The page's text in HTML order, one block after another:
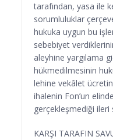
tarafından, yasa ile
sorumluluklar
hukuka uygun bu
sebebiyet
aleyhine yargılama
hükmedilmesinin
lehine vekâlet
ihalenin Fon’un
gerçekleşmediği ileri
KARŞI TARAFIN